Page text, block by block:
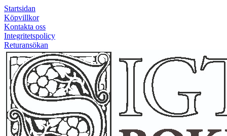
Startsidan
Köpvillkor
Kontakta oss
Integritetspolicy
Returansökan